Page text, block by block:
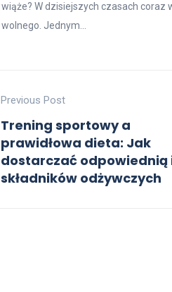
wiąże? W dzisiejszych czasach coraz
wolnego. Jednym...
Previous Post
Trening sportowy a
prawidłowa dieta: Jak
dostarczać odpowiednią
składników odżywczych